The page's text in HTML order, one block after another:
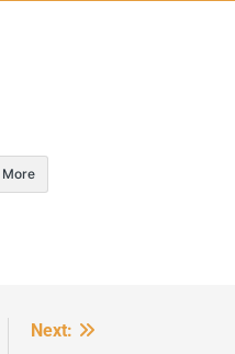
More
Next: